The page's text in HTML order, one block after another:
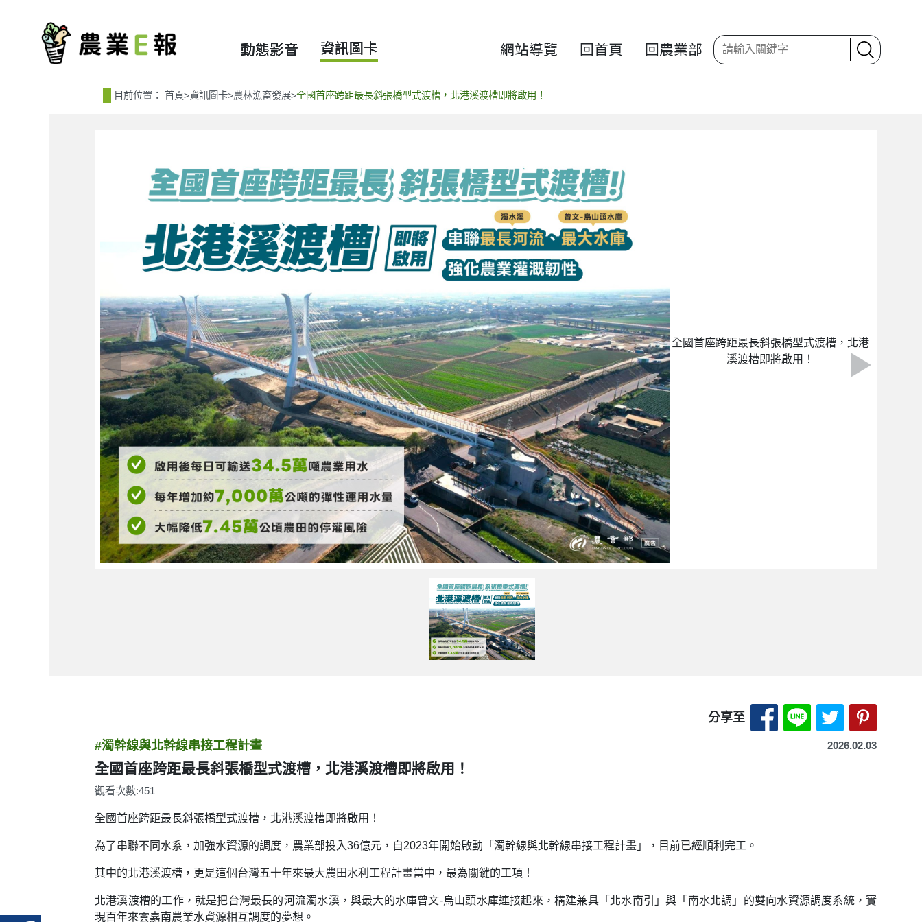
動態影音 資訊圖卡 網站導覽 回首頁 回農業部
目前位置： 首頁>資訊圖卡>農林漁畜發展>全國首座跨距最長斜張橋型式渡槽，北港溪渡槽即將啟用！
全國首座跨距最長斜張橋型式渡槽，北港
溪渡槽即將啟用！
分享至 分享至 Facebook-另開新
分享至 LINE-另開
分享至 X（
#濁幹線與北幹線串接工程計畫 2026.02.03
全國首座跨距最長斜張橋型式渡槽，北港溪渡槽即將啟用！
觀看次數:451
全國首座跨距最長斜張橋型式渡槽，北港溪渡槽即將啟用！
為了串聯不同水系，加強水資源的調度，農業部投入36億元，自2023年開始啟動「濁幹線與北幹線串接工程計畫」，目前已經順利完工。
其中的北港溪渡槽，更是這個台灣五十年來最大農田水利工程計畫當中，最為關鍵的工項！
北港溪渡槽的工作，就是把台灣最長的河流濁水溪，與最大的水庫曾文-烏山頭水庫連接起來，構建兼具「北水南引」與「南水北調」的雙向水資源調度系統，實
現百年來雲嘉南農業水資源相互調度的夢想。